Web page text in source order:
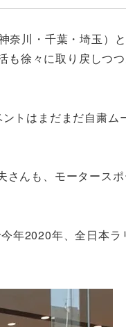
奈川・千葉・埼玉）
も徐々に取り戻しつ
トはまだまだ自粛ム
さんも、モータース
年2020年、全日本ラ